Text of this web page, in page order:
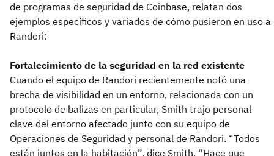
de programas de seguridad de Coinbase, relatan dos
ejemplos específicos y variados de cómo pusieron en uso a
Randori:
Fortalecimiento de la seguridad en la red existente
Cuando el equipo de Randori recientemente notó una
brecha de visibilidad en un entorno, relacionada con un
protocolo de balizas en particular, Smith trajo personal
clave del entorno afectado junto con su equipo de
Operaciones de Seguridad y personal de Randori. “Todos
están juntos en la habitación”, dice Smith. “Hace que